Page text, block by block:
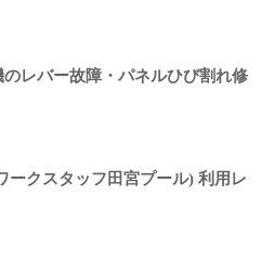
のレバー故障・パネルひび割れ修
ークスタッフ田宮プール) 利用レ